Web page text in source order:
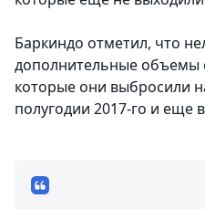
Баркиндо отметил, что
дополнительные объемы
которые они выбросили
полугодии 2017-го и еще